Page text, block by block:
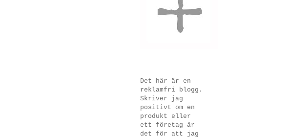
Det här är en
reklamfri blogg.
Skriver jag
positivt om en
produkt eller
ett företag är
det för att jag